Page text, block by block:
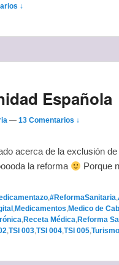
↓
Española
— 13 Comentarios ↓
acerca de la exclusión
la reforma
Porque
,#ReformaSanitaria,
,Medicamentos,Medico de
,Receta Médica,Reforma
,TSI 003,TSI 004,TSI 005,